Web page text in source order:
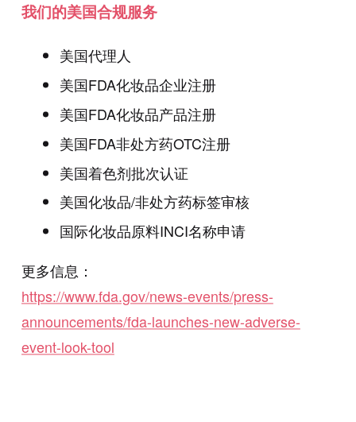
我们的美国合规服务
美国代理人
美国FDA化妆品企业注册
美国FDA化妆品产品注册
美国FDA非处方药OTC注册
美国着色剂批次认证
美国化妆品/非处方药标签审核
国际化妆品原料INCI名称申请
更多信息：
https://www.fda.gov/news-events/press-
announcements/fda-launches-new-adverse-
event-look-tool